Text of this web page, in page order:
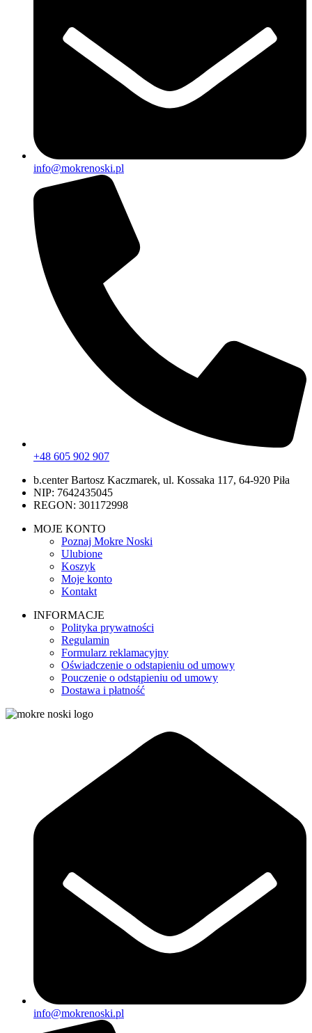
info@mokrenoski.pl
+48 605 902 907
b.center Bartosz Kaczmarek, ul. Kossaka 117, 64-920 Piła
NIP: 7642435045
REGON: 301172998
MOJE KONTO
Poznaj Mokre Noski
Ulubione
Koszyk
Moje konto
Kontakt
INFORMACJE
Polityka prywatności
Regulamin
Formularz reklamacyjny
Oświadczenie o odstapieniu od umowy
Pouczenie o odstąpieniu od umowy
Dostawa i płatność
info@mokrenoski.pl